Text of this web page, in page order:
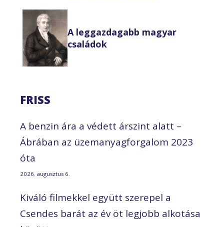
A leggazdagabb magyar
családok
FRISS
A benzin ára a védett árszint alatt –
Ábrában az üzemanyagforgalom 2023
óta
2026. augusztus 6.
Kiváló filmekkel együtt szerepel a
Csendes barát az év öt legjobb alkotása